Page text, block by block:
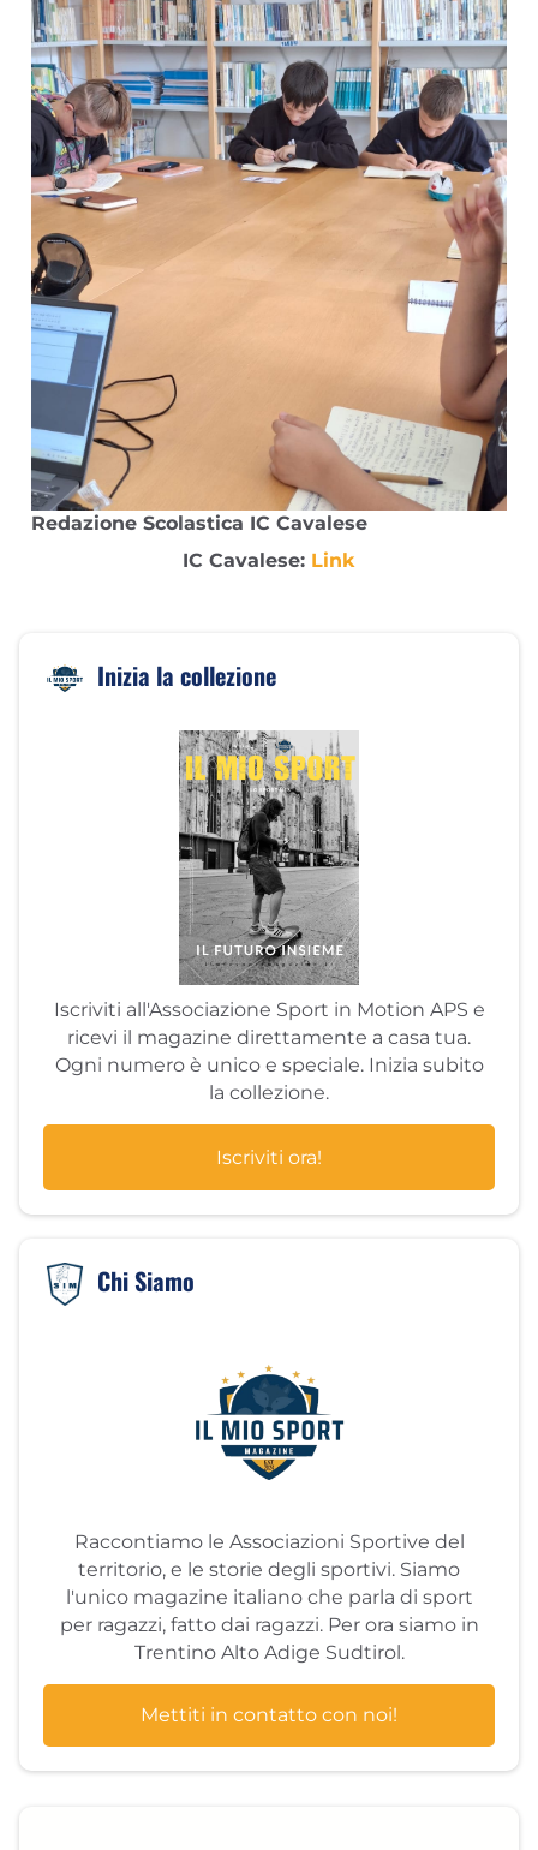
Redazione Scolastica IC Cavalese
IC Cavalese: Link
Inizia la collezione
Iscriviti all'Associazione Sport in Motion APS e
ricevi il magazine direttamente a casa tua.
Ogni numero è unico e speciale. Inizia subito
la collezione.
Iscriviti ora!
Chi Siamo
Raccontiamo le Associazioni Sportive del
territorio, e le storie degli sportivi. Siamo
l'unico magazine italiano che parla di sport
per ragazzi, fatto dai ragazzi. Per ora siamo in
Trentino Alto Adige Sudtirol.
Mettiti in contatto con noi!